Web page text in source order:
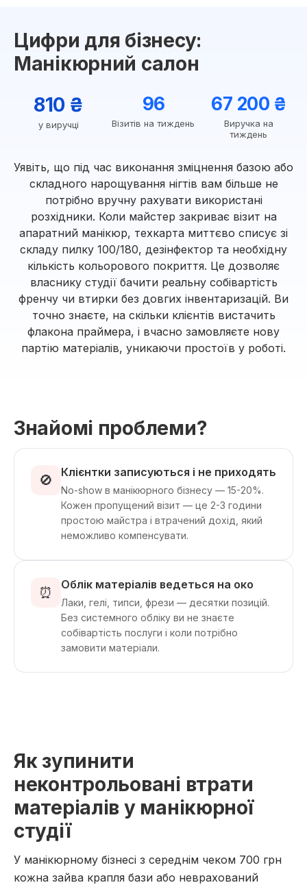
Цифри для бізнесу:
Манікюрний салон
810 ₴
у виручці
96
Візитів на тиждень
67 200 ₴
Виручка на
тиждень
Уявіть, що під час виконання зміцнення базою або
складного нарощування нігтів вам більше не
потрібно вручну рахувати використані
розхідники. Коли майстер закриває візит на
апаратний манікюр, техкарта миттєво списує зі
складу пилку 100/180, дезінфектор та необхідну
кількість кольорового покриття. Це дозволяє
власнику студії бачити реальну собівартість
френчу чи втирки без довгих інвентаризацій. Ви
точно знаєте, на скільки клієнтів вистачить
флакона праймера, і вчасно замовляєте нову
партію матеріалів, уникаючи простоїв у роботі.
Знайомі проблеми?
🚫 Клієнтки записуються і не приходять
No-show в манікюрного бізнесу — 15-20%.
Кожен пропущений візит — це 2-3 години
простою майстра і втрачений дохід, який
неможливо компенсувати.
⏰ Облік матеріалів ведеться на око
Лаки, гелі, типси, фрези — десятки позицій.
Без системного обліку ви не знаєте
собівартість послуги і коли потрібно
замовити матеріали.
Як зупинити
неконтрольовані втрати
матеріалів у манікюрної
студії
У манікюрному бізнесі з середнім чеком 700 грн
кожна зайва крапля бази або неврахований